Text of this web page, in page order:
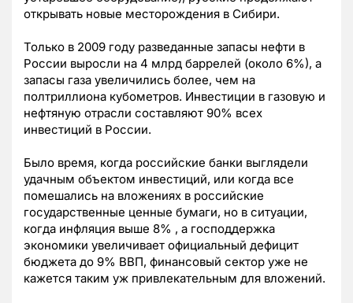
открывать новые месторождения в Сибири.
Только в 2009 году разведанные запасы нефти в
России выросли на 4 млрд баррелей (около 6%), а
запасы газа увеличились более, чем на
полтриллиона кубометров. Инвестиции в газовую и
нефтяную отрасли составляют 90% всех
инвестиций в России.
Было время, когда российские банки выглядели
удачным объектом инвестиций, или когда все
помешались на вложениях в российские
государственные ценные бумаги, но в ситуации,
когда инфляция выше 8% , а господдержка
экономики увеличивает официальный дефицит
бюджета до 9% ВВП, финансовый сектор уже не
кажется таким уж привлекательным для вложений.